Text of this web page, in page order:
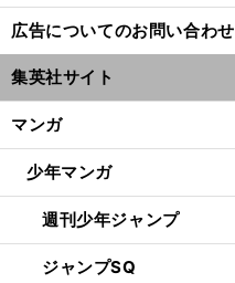
広告についてのお問い合わせ
集英社サイト
マンガ
少年マンガ
週刊少年ジャンプ
ジャンプSQ